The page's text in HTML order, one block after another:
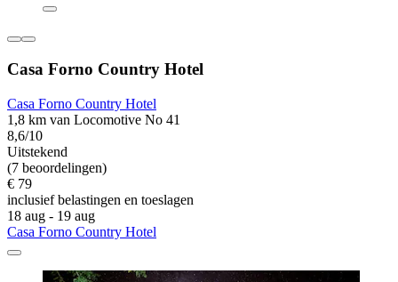
Casa Forno Country Hotel
Casa Forno Country Hotel
1,8 km van Locomotive No 41
8,6/10
Uitstekend
(7 beoordelingen)
€ 79
inclusief belastingen en toeslagen
18 aug - 19 aug
Casa Forno Country Hotel